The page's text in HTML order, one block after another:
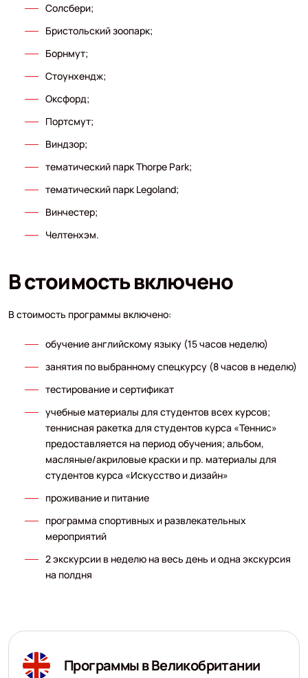
Солсбери;
Бристольский зоопарк;
Борнмут;
Стоунхендж;
Оксфорд;
Портсмут;
Виндзор;
тематический парк Thorpe Park;
тематический парк Legoland;
Винчестер;
Челтенхэм.
В стоимость включено
В стоимость программы включено:
обучение английскому языку (15 часов неделю)
занятия по выбранному спецкурсу (8 часов в неделю)
тестирование и сертификат
учебные материалы для студентов всех курсов;
теннисная ракетка для студентов курса «Теннис»
предоставляется на период обучения; альбом,
масляные/акриловые краски и пр. материалы для
студентов курса «Искусство и дизайн»
проживание и питание
программа спортивных и развлекательных
мероприятий
2 экскурсии в неделю на весь день и одна экскурсия
на полдня
Программы в Великобритании